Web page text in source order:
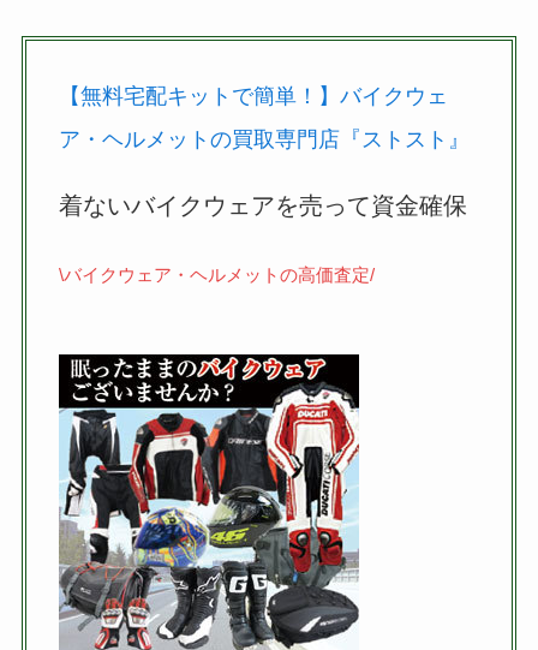
【無料宅配キットで簡単！】バイクウェ
ア・ヘルメットの買取専門店『ストスト』
着ないバイクウェアを売って資金確保
\バイクウェア・ヘルメットの高価査定/